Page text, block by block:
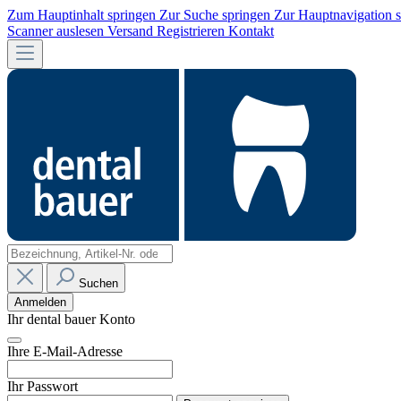
Zum Hauptinhalt springen Zur Suche springen Zur Hauptnavigation
Scanner auslesen Versand Registrieren Kontakt
Suchen
Anmelden
Ihr dental bauer Konto
Ihre E-Mail-Adresse
Ihr Passwort